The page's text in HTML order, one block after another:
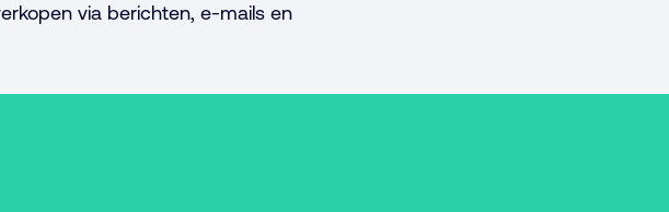
via berichten, e-mails en